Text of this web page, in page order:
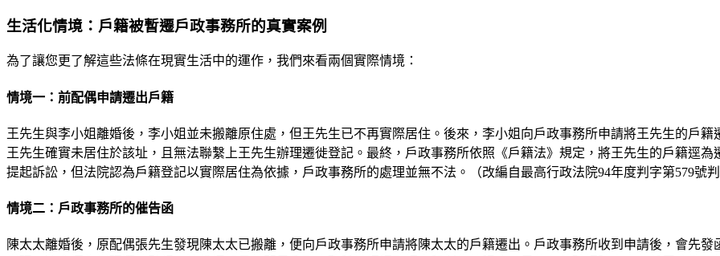
生活化情境：戶籍被暫遷戶政事務所的真實案例
為了讓您更了解這些法條在現實生活中的運作，我們來看兩個實際情境：
情境一：前配偶申請遷出戶籍
王先生與李小姐離婚後，李小姐並未搬離原住處，但王先生已不再實際居住。後來，李小姐向戶政事務所申請將王先生的戶
王先生確實未居住於該址，且無法聯繫上王先生辦理遷徙登記。最終，戶政事務所依照《戶籍法》規定，將王先生的戶籍逕
提起訴訟，但法院認為戶籍登記以實際居住為依據，戶政事務所的處理並無不法。（改編自最高行政法院94年度判字第579號判
情境二：戶政事務所的催告函
陳太太離婚後，原配偶張先生發現陳太太已搬離，便向戶政事務所申請將陳太太的戶籍遷出。戶政事務所收到申請後，會先